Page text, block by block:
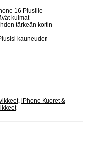
16 Plusille
kulmat
tärkeän kortin
kauneuden
, iPhone Kuoret &